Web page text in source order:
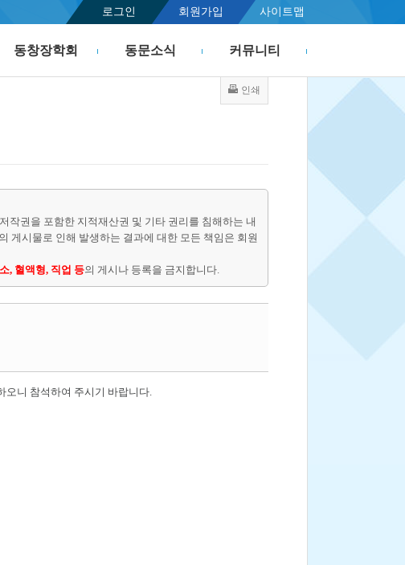
로그인 회원가입 사이트맵
동창장학회 동문소식 커뮤니티
인쇄
작권을 포함한 지적재산권 및 기타 권리를 침해하는 내
게시물로 인해 발생하는 결과에 대한 모든 책임은 회원
, 혈액형, 직업 등의 게시나 등록을 금지합니다.
오니 참석하여 주시기 바랍니다.